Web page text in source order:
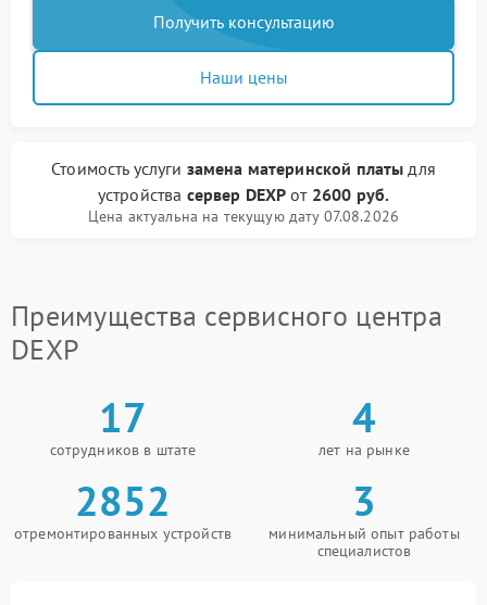
Получить консультацию
Наши цены
Стоимость услуги замена материнской платы для
устройства сервер DEXP от 2600 руб.
Цена актуальна на текущую дату 07.08.2026
Преимущества сервисного центра
DEXP
17
сотрудников в штате
4
лет на рынке
2852
отремонтированных устройств
3
минимальный опыт работы
специалистов